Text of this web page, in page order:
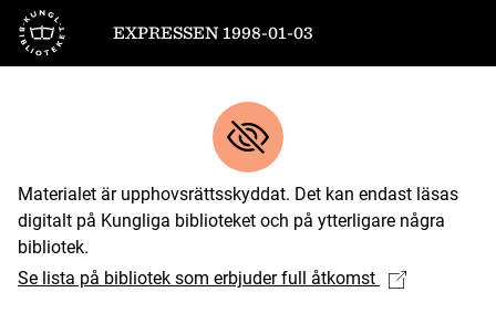
Till startsidan
EXPRESSEN 1998-01-03
Materialet är upphovsrättsskyddat. Det kan endast läsas
digitalt på Kungliga biblioteket och på ytterligare några
bibliotek.
Se lista på bibliotek som erbjuder full åtkomst